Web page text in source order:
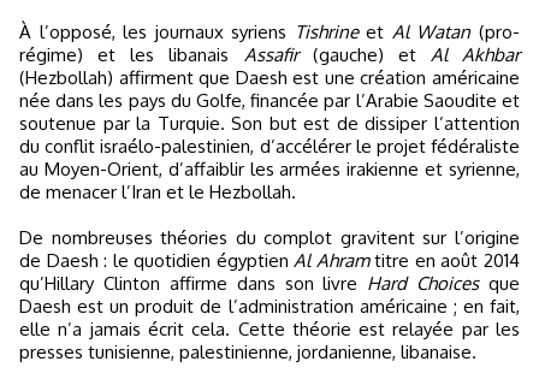
À l’opposé, les journaux syriens Tishrineet Al Watan (pro-
régime) et les libanais Assafir(gauche) et Al Akhbar
(Hezbollah) affirment que Daesh est une création américaine
née dans les pays du Golfe, financée par l’Arabie Saoudite et
soutenue par la Turquie. Son but est de dissiper l’attention
du conflit israélo-palestinien, d’accélérer le projet fédéraliste
au Moyen-Orient, d’affaiblir les armées irakienne et syrienne,
de menacer l’Iran et le Hezbollah.
De nombreuses théories du complot gravitent sur l’origine
de Daesh : le quotidien égyptienAl Ahramtitre en août 2014
qu’Hillary Clinton affirme dans son livre Hard Choicesque
Daesh est un produit de l’administration américaine ; en fait,
elle n’a jamais écrit cela. Cette théorie est relayée par les
presses tunisienne, palestinienne, jordanienne, libanaise.